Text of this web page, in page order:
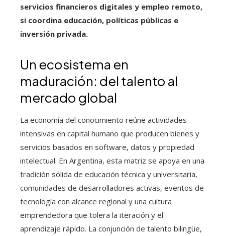
servicios financieros digitales y empleo remoto,
si coordina educación, políticas públicas e
inversión privada.
Un ecosistema en
maduración: del talento al
mercado global
La economía del conocimiento reúne actividades
intensivas en capital humano que producen bienes y
servicios basados en software, datos y propiedad
intelectual. En Argentina, esta matriz se apoya en una
tradición sólida de educación técnica y universitaria,
comunidades de desarrolladores activas, eventos de
tecnología con alcance regional y una cultura
emprendedora que tolera la iteración y el
aprendizaje rápido. La conjunción de talento bilingüe,